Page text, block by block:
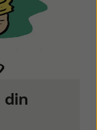
din